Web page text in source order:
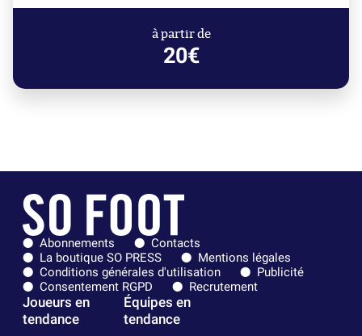
à partir de
20€
Abonnements
Contacts
La boutique SO PRESS
Mentions légales
Conditions générales d'utilisation
Publicité
Consentement RGPD
Recrutement
Joueurs en
tendance
Équipes en
tendance